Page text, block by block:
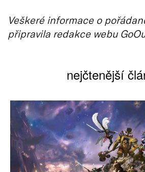
Veškeré informace o
připravila redakce webu
nejčtenější